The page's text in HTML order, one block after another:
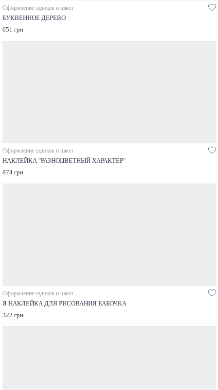
Оформление садиков и школ
БУКВЕННОЕ ДЕРЕВО
651 грн
Оформление садиков и школ
НАКЛЕЙКА "РАЗНОЦВЕТНЫЙ ХАРАКТЕР"
874 грн
Оформление садиков и школ
Я НАКЛЕЙКА ДЛЯ РИСОВАНИЯ БАБОЧКА
322 грн